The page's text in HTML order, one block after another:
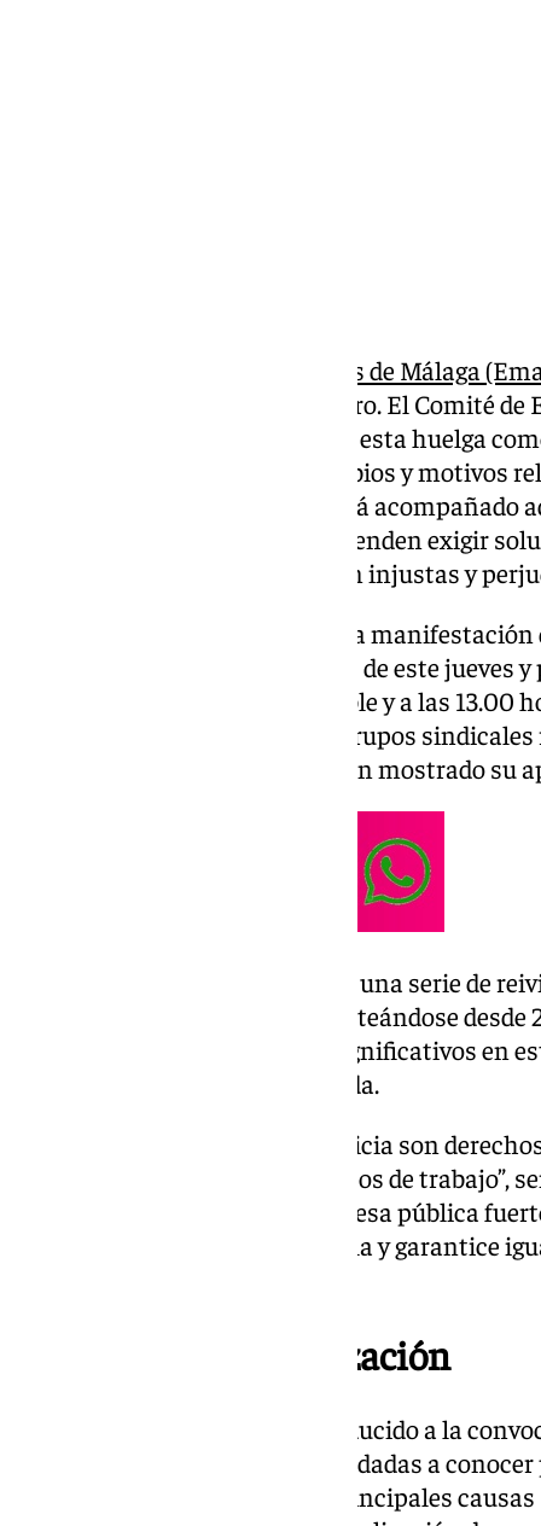
Empresa Municipal de Aguas de Málaga
este próximo jueves 20 de febrero. El Comité
tomado la decisión de convocar esta huelga
plantilla ante una serie de cambios y motivos
laboral. El cese de la actividad irá
con la que los trabajadores pretenden exigir
situaciones, que consideran son injustas y
Según ha comunicado Emasa, la
entre las 12.00 y las 15.00 horas de este jueves
las 12.00 frente al Hospital Noble y a las 13.00
Ayuntamiento de Málaga. Los grupos
CCOO y ATI), por su parte, ya han mostrado su
La huelga de Emasa responde a una serie de
compañía de aguas vienen planteándose desde
han experimentado avances significativos en
ellas sin una respuesta adecuada.
“La dignidad, el respeto y la justicia son
garantizados en nuestros puestos de trabajo”,
Empresa. “Queremos una empresa pública
valore el potencial de su plantilla y garantice
Motivos de la movilización
Las motivaciones que han conducido a la
de Emasa son varias y han sido dadas a
de un comunicado. Entre las principales